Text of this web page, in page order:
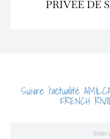
PRIVÉE DE
Suivre l'actualité
FRENCH